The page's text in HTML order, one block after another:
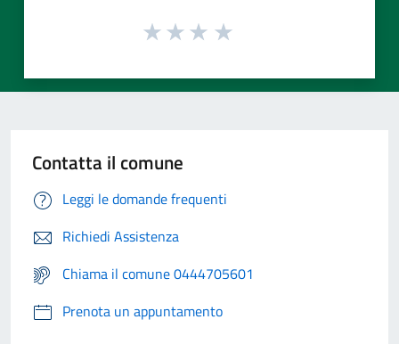
Contatta il comune
Leggi le domande frequenti
Richiedi Assistenza
Chiama il comune 0444705601
Prenota un appuntamento